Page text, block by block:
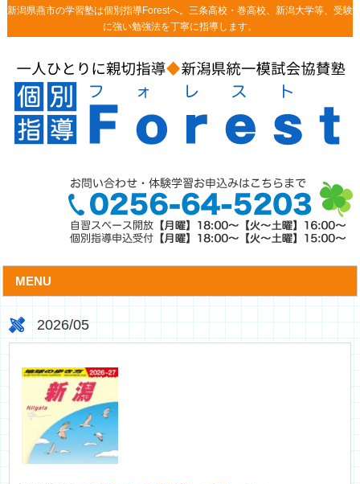
新潟県燕市の学習塾は個別指導Forestへ。三条高校・巻高校、新潟大学等、受験
に強い勉強法を丁寧に指導します。
MENU
2026/05